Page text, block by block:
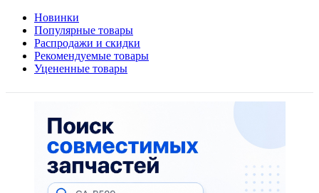
Новинки
Популярные товары
Распродажи и скидки
Рекомендуемые товары
Уцененные товары